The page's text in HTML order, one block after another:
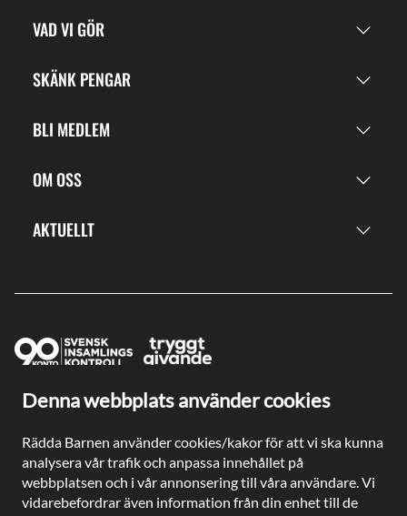
Denna webbplats använder cookies
Rädda Barnen använder cookies/kakor för att vi ska kunna
analysera vår trafik och anpassa innehållet på
webbplatsen och i vår annonsering till våra användare. Vi
vidarebefordrar även information från din enhet till de
VAD VI GÖR
SKÄNK PENGAR
BLI MEDLEM
OM OSS
AKTUELLT
Ge en gåva direkt
Plusgiro: 90 2003-3
Bankgiro: 902-0033
Säkra betalningar med